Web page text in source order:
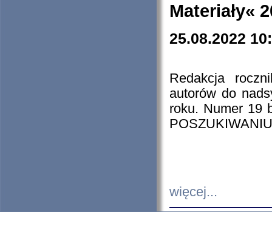
Materiały«
25.08.2022
Redakcja
autorów do
roku. Numer 19
więcej...